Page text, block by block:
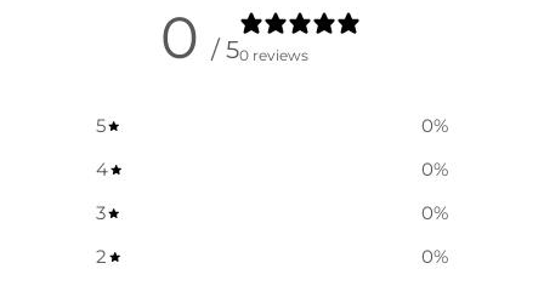
0 / 50 reviews
5 0%
4
0%
3
0%
2
0%